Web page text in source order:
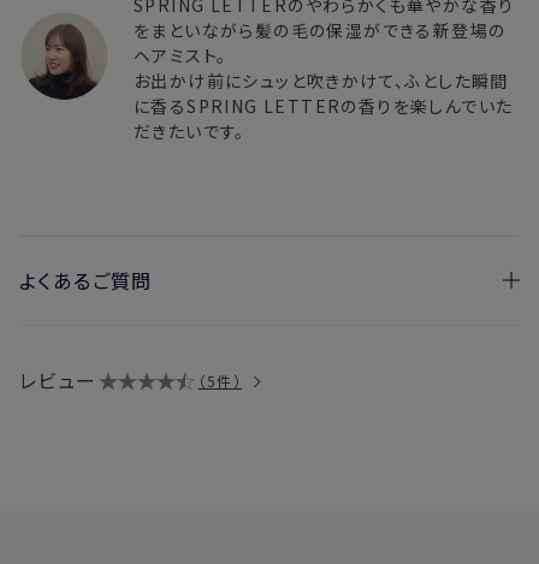
SPRING LETTERのやわらかくも華やかな香り
をまといながら髪の毛の保湿ができる新登場の
ヘアミスト。
お出かけ前にシュッと吹きかけて、ふとした瞬間
に香るSPRING LETTERの香りを楽しんでいた
だきたいです。
よくあるご質問
レビュー 5件